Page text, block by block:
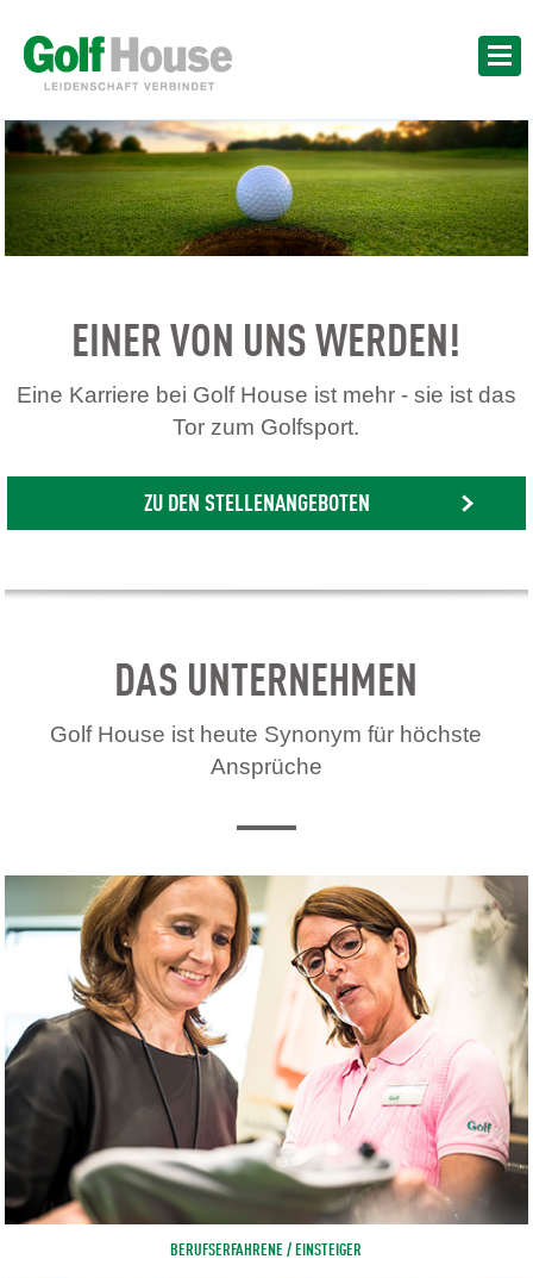
EINER VON UNS WERDEN!
Eine Karriere bei Golf House ist mehr - sie ist das
Tor zum Golfsport.
ZU DEN STELLENANGEBOTEN
DAS UNTERNEHMEN
Golf House ist heute Synonym für höchste
Ansprüche
BERUFSERFAHRENE / EINSTEIGER